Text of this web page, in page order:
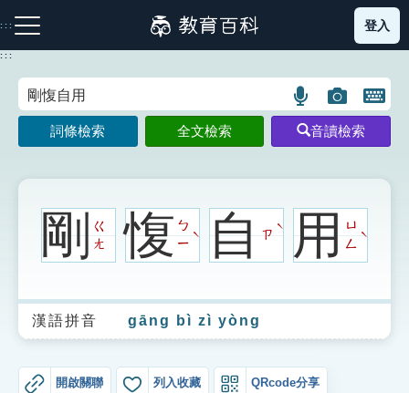
到
主
:::
注音索引圖示 筆畫索引圖示 部首索引表圖示
生字詞彙表
成語故事
登入
:::
語
言
搜
示
圖
片
搜
示
開
鍵
圖
詞條檢索 全文檢索 音讀檢索
剛ㄍ
ㄤ
愎ㄅ
ㄧ
ˋ 自ㄗ
ˋ 用ㄩ
ㄥ
ˋ
漢語拼音 gāng bì zì yòng
開啟關聯 列入收藏 QRcode分享